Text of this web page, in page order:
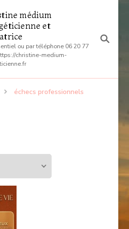
médium
et
ou par téléphone 06 20 77
christine-medium-
échecs professionnels